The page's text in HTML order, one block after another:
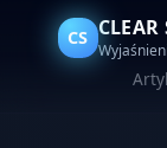
CS CLEAR